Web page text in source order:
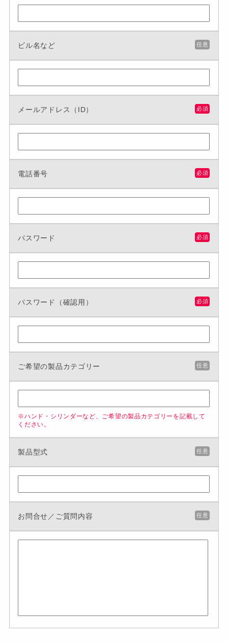
ビル名など 任意
メールアドレス（ID） 必須
電話番号 必須
パスワード 必須
パスワード（確認用） 必須
ご希望の製品カテゴリー 任意
※ハンド・シリンダーなど、ご希望の製品カテゴリーを記載して
ください。
製品型式 任意
お問合せ／ご質問内容 任意